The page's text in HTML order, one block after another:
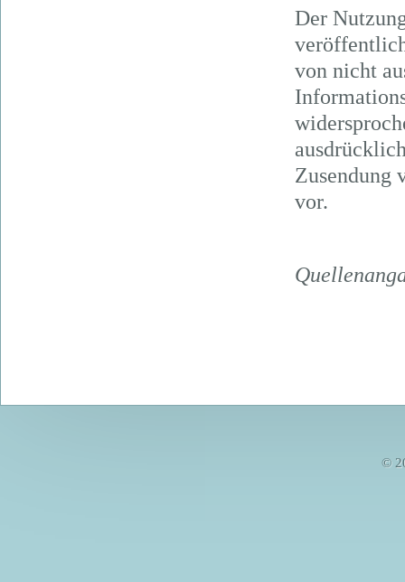
Der
von nicht
Zusendung
vor.
©